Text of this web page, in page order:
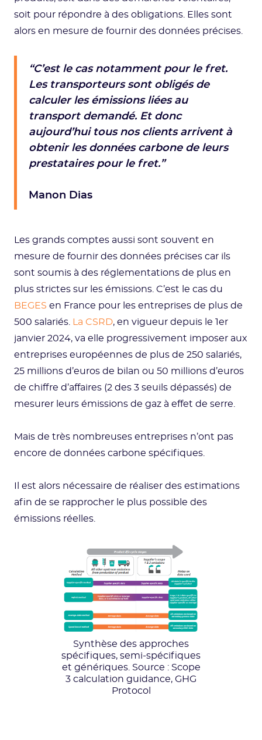
soit pour répondre à des obligations. Elles sont
alors en mesure de fournir des données précises.
“C’est le cas notamment pour le fret.
Les transporteurs sont obligés de
calculer les émissions liées au
transport demandé. Et donc
aujourd’hui tous nos clients arrivent à
obtenir les données carbone de leurs
prestataires pour le fret.”
Manon Dias
Les grands comptes aussi sont souvent en
mesure de fournir des données précises car ils
sont soumis à des réglementations de plus en
plus strictes sur les émissions. C’est le cas du
BEGES en France pour les entreprises de plus de
500 salariés.
La CSRD, en vigueur depuis le 1er
janvier 2024, va elle progressivement imposer aux
entreprises européennes de plus de 250 salariés,
25 millions d’euros de bilan ou 50 millions d’euros
de chiffre d’affaires (2 des 3 seuils dépassés) de
mesurer leurs émissions de gaz à effet de serre.
Mais de très nombreuses entreprises n’ont pas
encore de données carbone spécifiques.
Il est alors nécessaire de réaliser des estimations
afin de se rapprocher le plus possible des
émissions réelles.
Synthèse des approches
spécifiques, semi-spécifiques
et génériques. Source : Scope
3 calculation guidance, GHG
Protocol